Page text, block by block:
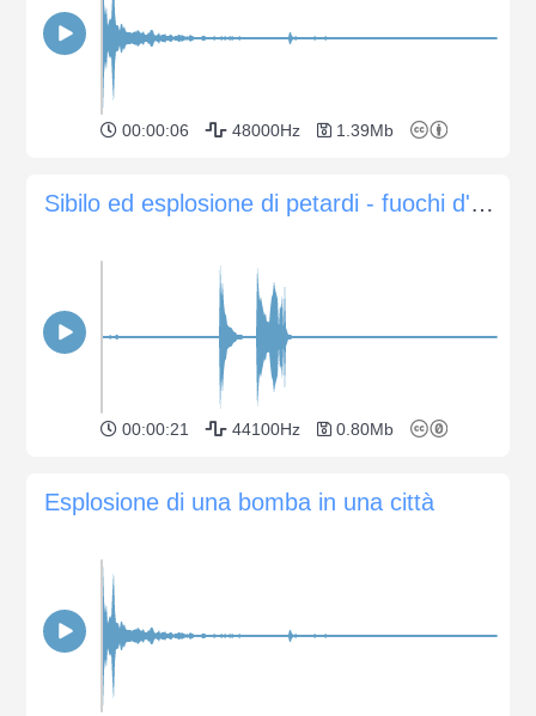
00:00:06 48000Hz 1.39Mb
Sibilo ed esplosione di petardi - fuochi d'artificio
00:00:21 44100Hz 0.80Mb
Esplosione di una bomba in una città